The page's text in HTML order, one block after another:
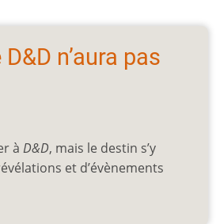
n’aura pas
à D&D, mais le destin s’y
et d’évènements